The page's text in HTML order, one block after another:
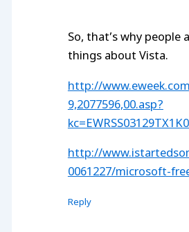
So, that’s why people
things about Vista.
http://
9,2077596,00.asp?
http://
0061227/microsoft-
Reply